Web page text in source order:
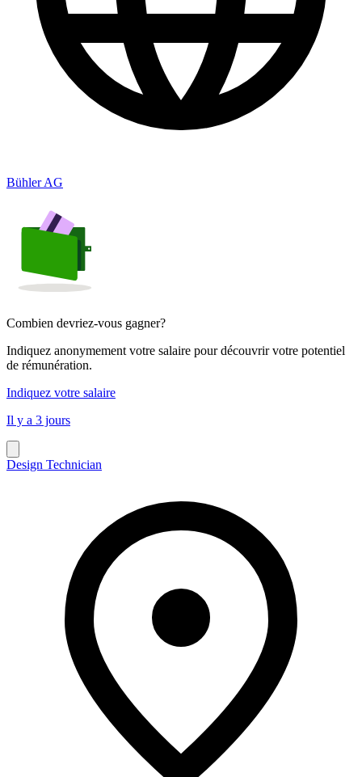
Bühler AG
Combien devriez-vous gagner?
Indiquez anonymement votre salaire pour découvrir votre potentiel
de rémunération.
Indiquez votre salaire
Il y a 3 jours
Design Technician